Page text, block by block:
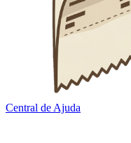
Central de Ajuda